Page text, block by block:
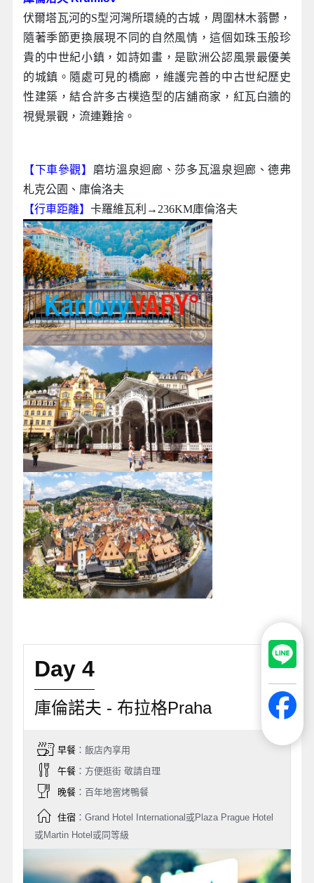
伏爾塔瓦河的S型河灣所環繞的古城，周圍林木蓊鬱，
隨著季節更換展現不同的自然風情，這個如珠玉般珍
貴的中世紀小鎮，如詩如畫，是歐洲公認風景最優美
的城鎮。隨處可見的橋廊，維護完善的中古世紀歷史
性建築，結合許多古樸造型的店舖商家，紅瓦白牆的
視覺景觀，流連難捨。
【下車參觀】 磨坊溫泉迴廊、莎多瓦溫泉迴廊、德弗
札克公園、庫倫洛夫
【行車距離】 卡羅維瓦利→236KM庫倫洛夫
Day 4
庫倫諾夫 - 布拉格Praha
早餐：飯店內享用
午餐：方便逛街 敬請自理
晚餐：百年地窖烤鴨餐
住宿：Grand Hotel International或Plaza Prague Hotel
或Martin Hotel或同等級